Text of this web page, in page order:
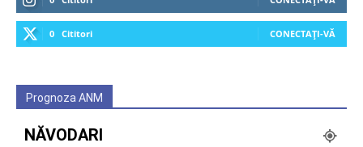
0 Cititori CONECTAȚI-VĂ
Prognoza ANM
NĂVODARI